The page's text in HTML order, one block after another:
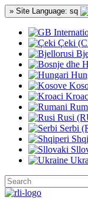
» Site Language: sq
Çeki
Rusi
Serbi